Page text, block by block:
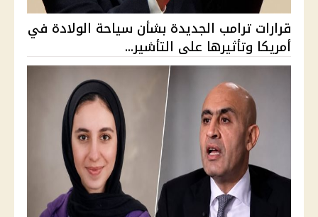
قرارات ترامب الجديدة بشأن سياحة الولادة في
أمريكا وتأثيرها على التأشير...